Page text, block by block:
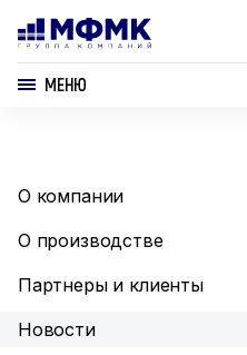
МЕНЮ
О компании
О производстве
Партнеры и клиенты
Новости